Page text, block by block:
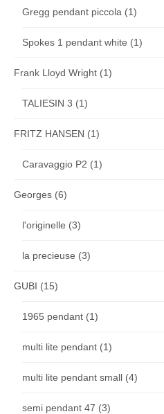
Gregg pendant piccola (1)
Spokes 1 pendant white (1)
Frank Lloyd Wright (1)
TALIESIN 3 (1)
FRITZ HANSEN (1)
Caravaggio P2 (1)
Georges (6)
l'originelle (3)
la precieuse (3)
GUBI (15)
1965 pendant (1)
multi lite pendant (1)
multi lite pendant small (4)
semi pendant 47 (3)